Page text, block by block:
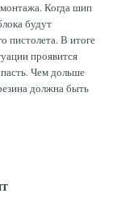
Когда шип
будут
пистолета. В итоге
проявится
Чем дольше
должна быть